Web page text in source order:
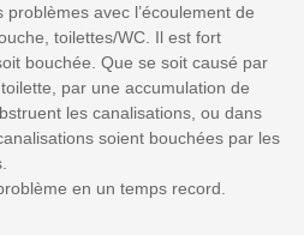
avec l’écoulement de
toilettes/WC. Il est fort
bouchée. Que se soit causé par
par une accumulation de
les canalisations, ou dans
soient bouchées par les
en un temps record.